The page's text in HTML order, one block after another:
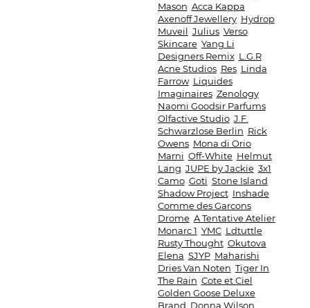
Mason Acca Kappa
Axenoff Jewellery Hydrop
Muveil Julius Verso
Skincare Yang Li
Designers Remix L.G.R
Acne Studios Res Linda
Farrow Liquides
Imaginaires Zenology
Naomi Goodsir Parfums
Olfactive Studio J.F.
Schwarzlose Berlin Rick
Owens Mona di Orio
Marni Off-White Helmut
Lang JUPE by Jackie 3x1
Camo Goti Stone Island
Shadow Project Inshade
Comme des Garcons
Drome A Tentative Atelier
Monarc 1 YMC Ldtuttle
Rusty Thought Okutova
Elena SJYP Maharishi
Dries Van Noten Tiger In
The Rain Cote et Ciel
Golden Goose Deluxe
Brand Donna Wilson